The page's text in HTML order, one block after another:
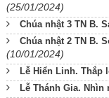
(25/01/2024)
Chúa nhật 3 TN B.
Chúa nhật 2 TN B.
(10/01/2024)
Lễ Hiển Linh. Thắp
Lễ Thánh Gia.